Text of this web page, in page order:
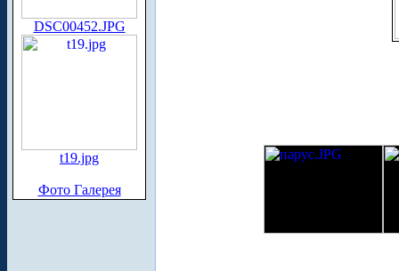
DSC00452.JPG
t19.jpg
Фото Галерея